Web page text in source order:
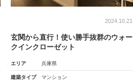
2024.10.21
玄関から直行！使い勝手抜群のウォー
クインクローゼット
エリア 兵庫県
建築タイプ マンション